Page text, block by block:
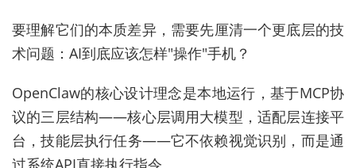
要理解它们的本质差异，需要先厘清一个更底层的技
术问题：AI到底应该怎样"操作"手机？
OpenClaw的核心设计理念是本地运行，基于MCP协
议的三层结构——核心层调用大模型，适配层连接平
台，技能层执行任务——它不依赖视觉识别，而是通